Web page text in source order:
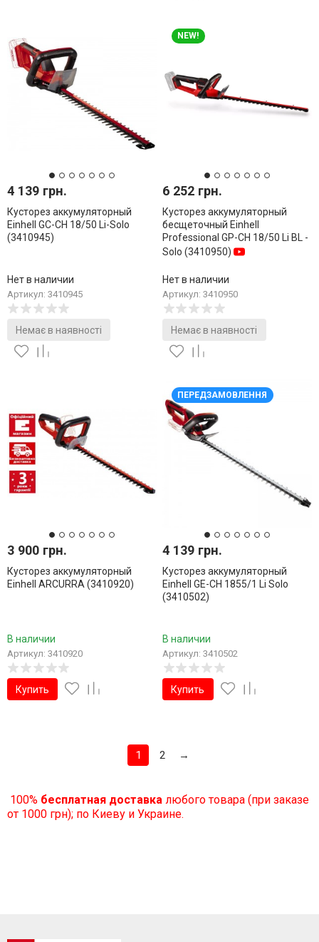
4 139 грн.
Кусторез аккумуляторный
Einhell GC-CH 18/50 Li-Solo
(3410945)
Нет в наличии
Артикул: 3410945
Немає в наявності
NEW!
6 252 грн.
Кусторез аккумуляторный
бесщеточный Einhell
Professional GP-CH 18/50 Li BL -
Solo (3410950)
Нет в наличии
Артикул: 3410950
Немає в наявності
3 900 грн.
Кусторез аккумуляторный
Einhell ARCURRA (3410920)
В наличии
Артикул: 3410920
Купить
ПЕРЕДЗАМОВЛЕННЯ
4 139 грн.
Кусторез аккумуляторный
Einhell GE-CH 1855/1 Li Solo
(3410502)
В наличии
Артикул: 3410502
Купить
1 2 →
100% бесплатная доставкалюбого товара (при заказе
от 1000 грн); по Киеву и Украине.